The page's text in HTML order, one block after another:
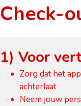
Check-
1) Voor
Zorg dat het
achterlaat
Neem jouw